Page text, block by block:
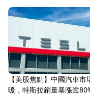
【美股焦點】中國汽車市
暖，特斯拉銷量暴漲逾